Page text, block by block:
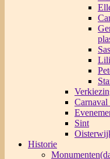
Sint
Historie